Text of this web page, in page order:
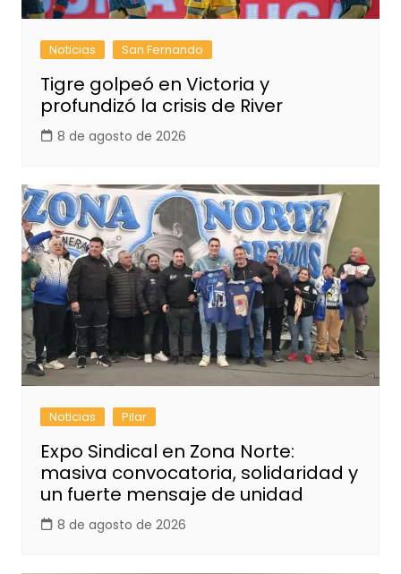
Noticias San Fernando
Tigre golpeó en Victoria y
profundizó la crisis de River
8 de agosto de 2026
Noticias Pilar
Expo Sindical en Zona Norte:
masiva convocatoria, solidaridad y
un fuerte mensaje de unidad
8 de agosto de 2026